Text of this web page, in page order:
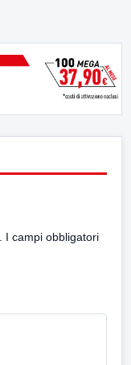
I campi obbligatori